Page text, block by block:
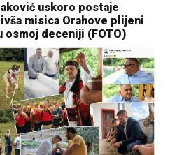
uskoro postaje
misica Orahove plijeni
osmoj deceniji (FOTO)